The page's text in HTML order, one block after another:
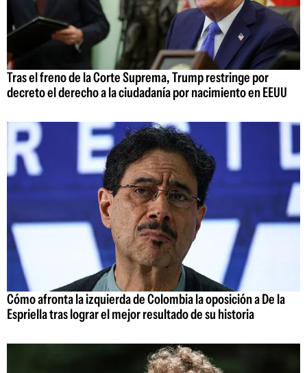
Tras el freno de la Corte Suprema, Trump restringe por
decreto el derecho a la ciudadanía por nacimiento en EEUU
Cómo afronta la izquierda de Colombia la oposición a De la
Espriella tras lograr el mejor resultado de su historia